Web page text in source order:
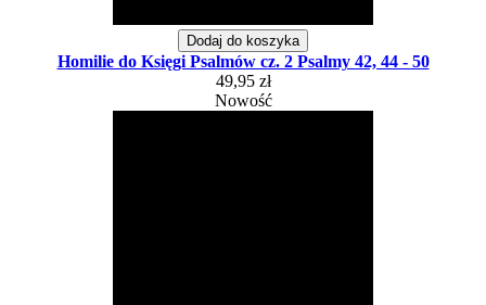
Dodaj do koszyka
Homilie do Księgi Psalmów cz. 2 Psalmy 42, 44 - 50
49,95 zł
Nowość